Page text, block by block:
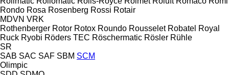
Rondo Rosa Rosenberg Rossi Rotair
MDVN VRK
Rothenberger Rotor Rotox Roundo Rousselet Robatel Royal
Ruck Ryobi Röders TEC Röschermatic Rösler Rühle
SR
SAB SAC SAF SBM SCM
Olimpic